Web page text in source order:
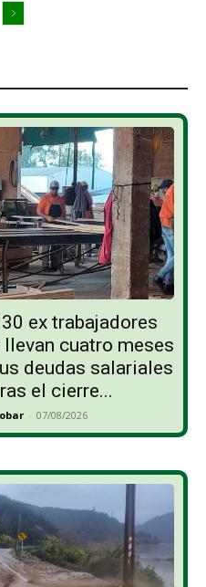
ex trabajadores
cuatro meses
deudas salariales
el cierre...
- 07/08/2026